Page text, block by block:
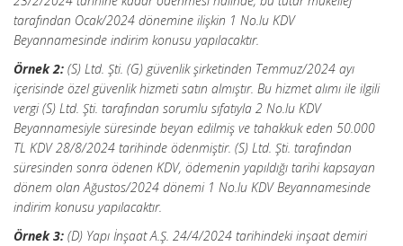
tarafından Ocak/2024 dönemine ilişkin 1 No.lu KDV
Beyannamesinde indirim konusu yapılacaktır.
Örnek 2: (S) Ltd. Şti. (G) güvenlik şirketinden Temmuz/2024 ayı
içerisinde özel güvenlik hizmeti satın almıştır. Bu hizmet alımı ile ilgili
vergi (S) Ltd. Şti. tarafından sorumlu sıfatıyla 2 No.lu KDV
Beyannamesiyle süresinde beyan edilmiş ve tahakkuk eden 50.000
TL KDV 28/8/2024 tarihinde ödenmiştir. (S) Ltd. Şti. tarafından
süresinden sonra ödenen KDV, ödemenin yapıldığı tarihi kapsayan
dönem olan Ağustos/2024 dönemi 1 No.lu KDV Beyannamesinde
indirim konusu yapılacaktır.
Örnek 3: (D) Yapı İnşaat A.Ş. 24/4/2024 tarihindeki inşaat demiri